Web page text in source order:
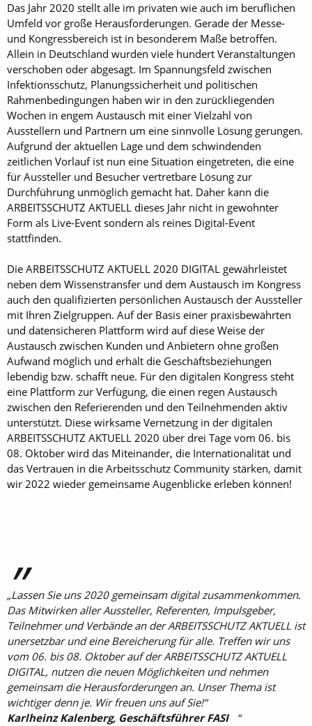
Das Jahr 2020 stellt alle im privaten wie auch im beruflichen
Umfeld vor große Herausforderungen. Gerade der Messe-
und Kongressbereich ist in besonderem Maße betroffen.
Allein in Deutschland wurden viele hundert Veranstaltungen
verschoben oder abgesagt. Im Spannungsfeld zwischen
Infektionsschutz, Planungssicherheit und politischen
Rahmenbedingungen haben wir in den zurückliegenden
Wochen in engem Austausch mit einer Vielzahl von
Ausstellern und Partnern um eine sinnvolle Lösung gerungen.
Aufgrund der aktuellen Lage und dem schwindenden
zeitlichen Vorlauf ist nun eine Situation eingetreten, die eine
für Aussteller und Besucher vertretbare Lösung zur
Durchführung unmöglich gemacht hat. Daher kann die
ARBEITSSCHUTZ AKTUELL dieses Jahr nicht in gewohnter
Form als Live-Event sondern als reines Digital-Event
stattfinden.
Die ARBEITSSCHUTZ AKTUELL 2020 DIGITAL gewährleistet
neben dem Wissenstransfer und dem Austausch im Kongress
auch den qualifizierten persönlichen Austausch der Aussteller
mit Ihren Zielgruppen. Auf der Basis einer praxisbewährten
und datensicheren Plattform wird auf diese Weise der
Austausch zwischen Kunden und Anbietern ohne großen
Aufwand möglich und erhält die Geschäftsbeziehungen
lebendig bzw. schafft neue. Für den digitalen Kongress steht
eine Plattform zur Verfügung, die einen regen Austausch
zwischen den Referierenden und den Teilnehmenden aktiv
unterstützt. Diese wirksame Vernetzung in der digitalen
ARBEITSSCHUTZ AKTUELL 2020 über drei Tage vom 06. bis
08. Oktober wird das Miteinander, die Internationalität und
das Vertrauen in die Arbeitsschutz Community stärken, damit
wir 2022 wieder gemeinsame Augenblicke erleben können!
„Lassen Sie uns 2020 gemeinsam digital zusammenkommen.
Das Mitwirken aller Aussteller, Referenten, Impulsgeber,
Teilnehmer und Verbände an der ARBEITSSCHUTZ AKTUELL ist
unersetzbar und eine Bereicherung für alle. Treffen wir uns
vom 06. bis 08. Oktober auf der ARBEITSSCHUTZ AKTUELL
DIGITAL, nutzen die neuen Möglichkeiten und nehmen
gemeinsam die Herausforderungen an. Unser Thema ist
wichtiger denn je. Wir freuen uns auf Sie!“
Karlheinz Kalenberg, Geschäftsführer FASI